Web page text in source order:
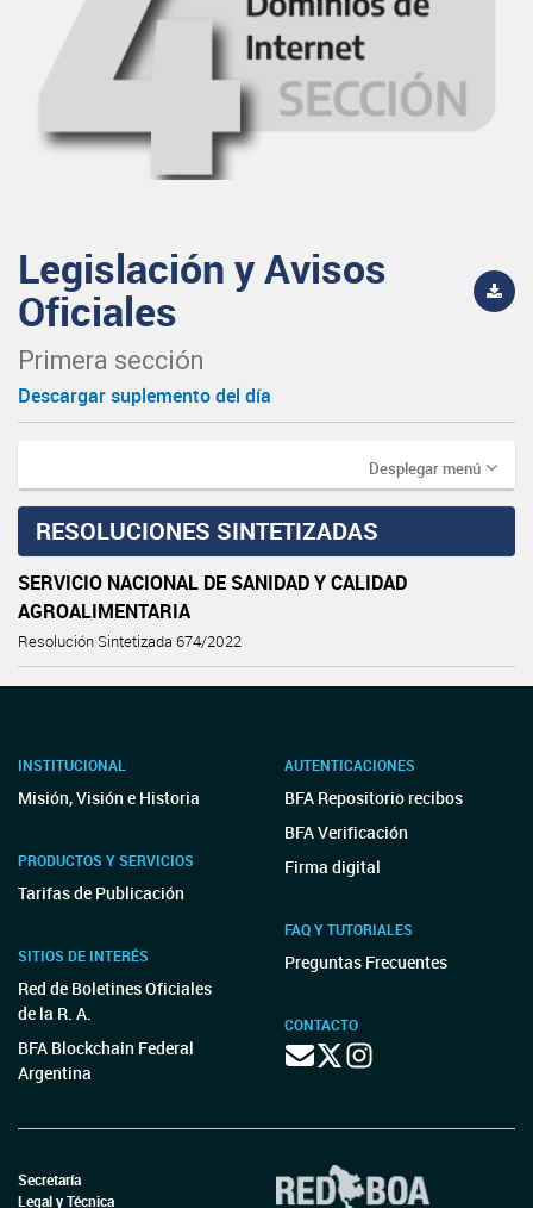
Legislación y Avisos
Oficiales
Primera sección
Descargar suplemento del día
Desplegar menú
RESOLUCIONES SINTETIZADAS
SERVICIO NACIONAL DE SANIDAD Y CALIDAD
AGROALIMENTARIA
Resolución Sintetizada 674/2022
INSTITUCIONAL
Misión, Visión e Historia
PRODUCTOS Y SERVICIOS
Tarifas de Publicación
SITIOS DE INTERÉS
Red de Boletines Oficiales
de la R. A.
BFA Blockchain Federal
Argentina
AUTENTICACIONES
BFA Repositorio recibos
BFA Verificación
Firma digital
FAQ Y TUTORIALES
Preguntas Frecuentes
CONTACTO
Secretaría
Legal y Técnica